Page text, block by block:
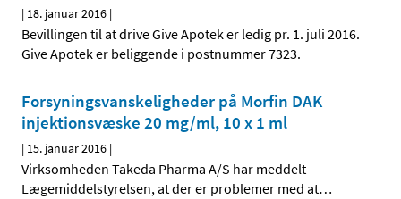
| 18. januar 2016 |
Bevillingen til at drive Give Apotek er ledig pr. 1. juli 2016.
Give Apotek er beliggende i postnummer 7323.
Forsyningsvanskeligheder på Morfin DAK
injektionsvæske 20 mg/ml, 10 x 1 ml
| 15. januar 2016 |
Virksomheden Takeda Pharma A/S har meddelt
Lægemiddelstyrelsen, at der er problemer med at…